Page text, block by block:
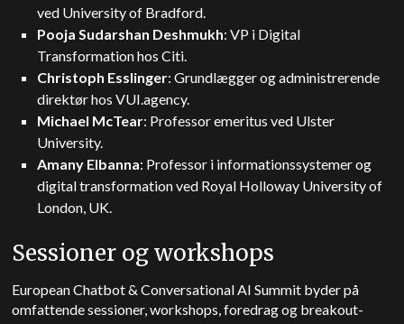
ved University of Bradford.
Pooja Sudarshan Deshmukh: VP i Digital
Transformation hos Citi.
Christoph Esslinger: Grundlægger og administrerende
direktør hos VUI.agency.
Michael McTear: Professor emeritus ved Ulster
University.
Amany Elbanna: Professor i informationssystemer og
digital transformation ved Royal Holloway University of
London, UK.
Sessioner og workshops
European Chatbot & Conversational AI Summit byder på
omfattende sessioner, workshops, foredrag og breakout-